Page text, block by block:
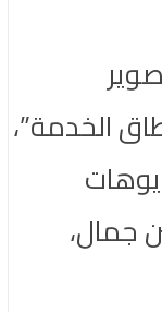
الخدمة”،
جمال،